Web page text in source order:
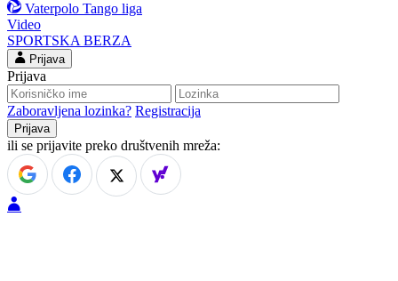
Vaterpolo Tango liga
Video
SPORTSKA BERZA
Prijava
Prijava
Zaboravljena lozinka? Registracija
ili se prijavite preko društvenih mreža: